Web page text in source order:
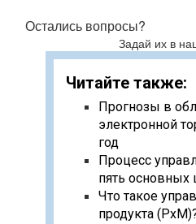
Остались вопросы?
Задай их в
Читайте также:
Прогнозы в
электронной
год
Процесс
пять основных
Что такое
продукта